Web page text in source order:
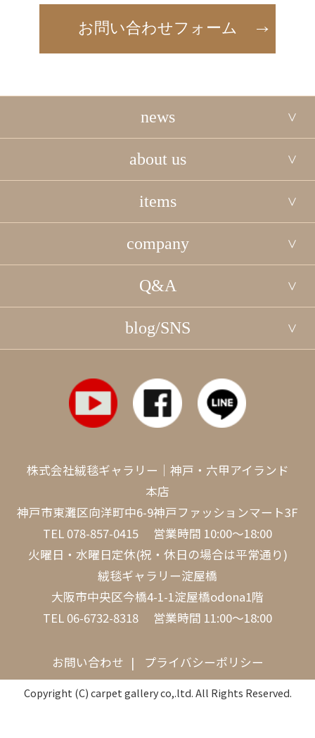
お問い合わせフォーム
news
about us
items
company
Q&A
blog/SNS
株式会社絨毯ギャラリー｜神戸・六甲アイランド
本店
神戸市東灘区向洋町中6-9神戸ファッションマート3F
TEL 078-857-0415 営業時間 10:00～18:00
火曜日・水曜日定休(祝・休日の場合は平常通り)
絨毯ギャラリー淀屋橋
大阪市中央区今橋4-1-1淀屋橋odona1階
TEL 06-6732-8318 営業時間 11:00～18:00
お問い合わせ プライバシーポリシー
Copyright (C) carpet gallery co,.ltd. All Rights Reserved.